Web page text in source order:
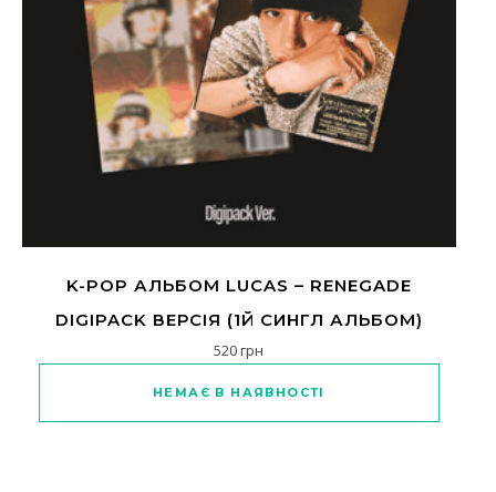
K-POP АЛЬБОМ LUCAS – RENEGADE
DIGIPACK ВЕРСІЯ (1Й СИНГЛ АЛЬБОМ)
520грн
НЕМАЄ В НАЯВНОСТІ